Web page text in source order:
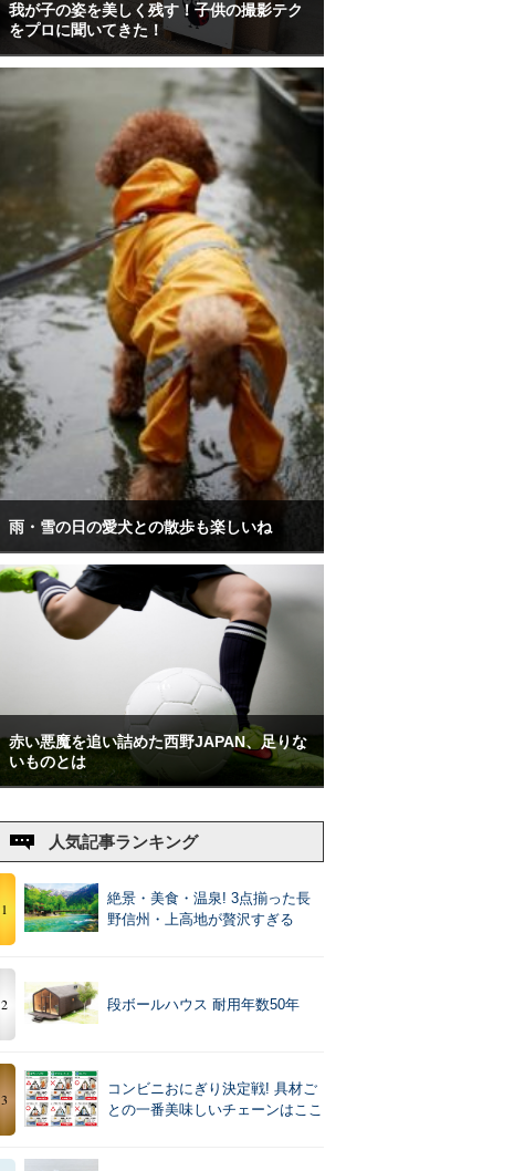
我が子の姿を美しく残す！子供の撮影テク
をプロに聞いてきた！
雨・雪の日の愛犬との散歩も楽しいね
赤い悪魔を追い詰めた西野JAPAN、足りな
いものとは
人気記事ランキング
1
絶景・美食・温泉! 3点揃った長
野信州・上高地が贅沢すぎる
2 段ボールハウス 耐用年数50年
3
コンビニおにぎり決定戦! 具材ご
との一番美味しいチェーンはここ